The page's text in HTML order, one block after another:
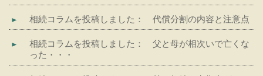
相続コラムを投稿しました： 代償分割の内容と注意点
相続コラムを投稿しました： 父と母が相次いで亡くな
った・・・